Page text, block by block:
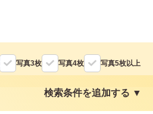
写真3枚 写真4枚 写真5枚以上
検索条件を追加する ▼